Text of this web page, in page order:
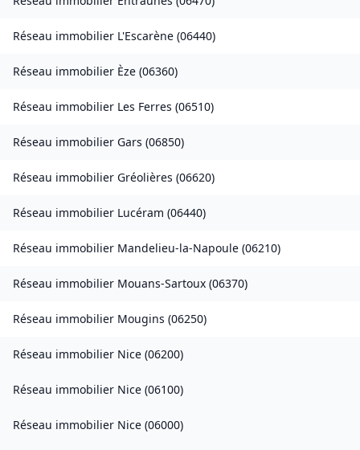
Réseau immobilier L'Escarène (06440)
Réseau immobilier Èze (06360)
Réseau immobilier Les Ferres (06510)
Réseau immobilier Gars (06850)
Réseau immobilier Gréolières (06620)
Réseau immobilier Lucéram (06440)
Réseau immobilier Mandelieu-la-Napoule (06210)
Réseau immobilier Mouans-Sartoux (06370)
Réseau immobilier Mougins (06250)
Réseau immobilier Nice (06200)
Réseau immobilier Nice (06100)
Réseau immobilier Nice (06000)